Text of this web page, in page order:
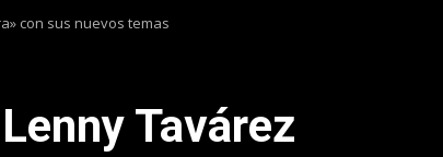
con sus nuevos temas
Tavárez